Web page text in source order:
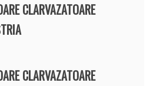
CLARVAZATOARE
CLARVAZATOARE